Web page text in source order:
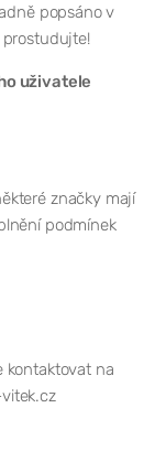
popsáno v
uživatele
značky mají
podmínek
kontaktovat na